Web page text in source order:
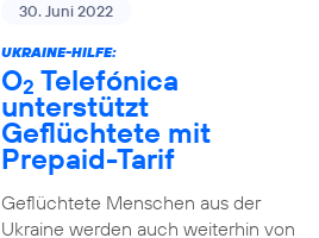
30. Juni 2022
UKRAINE-HILFE:
O2 Telefónica
unterstützt
Geflüchtete mit
Prepaid-Tarif
Geflüchtete Menschen aus der
Ukraine werden auch weiterhin von